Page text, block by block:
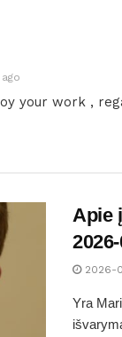
your work ,
Apie
2026-
Yra